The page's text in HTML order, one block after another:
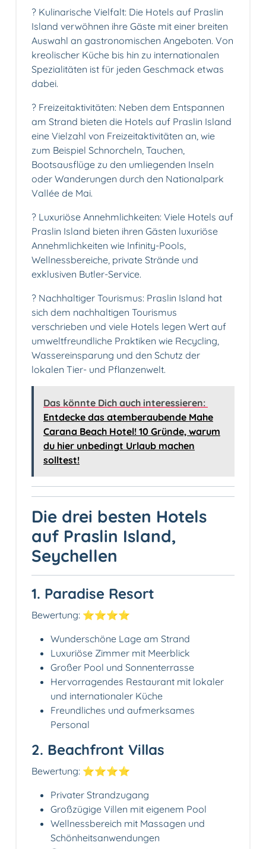
?️ Kulinarische Vielfalt: Die Hotels auf Praslin
Island verwöhnen ihre Gäste mit einer breiten
Auswahl an gastronomischen Angeboten. Von
kreolischer Küche bis hin zu internationalen
Spezialitäten ist für jeden Geschmack etwas
dabei.
?️ Freizeitaktivitäten: Neben dem Entspannen
am Strand bieten die Hotels auf Praslin Island
eine Vielzahl von Freizeitaktivitäten an, wie
zum Beispiel Schnorcheln, Tauchen,
Bootsausflüge zu den umliegenden Inseln
oder Wanderungen durch den Nationalpark
Vallée de Mai.
? Luxuriöse Annehmlichkeiten: Viele Hotels auf
Praslin Island bieten ihren Gästen luxuriöse
Annehmlichkeiten wie Infinity-Pools,
Wellnessbereiche, private Strände und
exklusiven Butler-Service.
? Nachhaltiger Tourismus: Praslin Island hat
sich dem nachhaltigen Tourismus
verschrieben und viele Hotels legen Wert auf
umweltfreundliche Praktiken wie Recycling,
Wassereinsparung und den Schutz der
lokalen Tier- und Pflanzenwelt.
Das könnte Dich auch interessieren:
Entdecke das atemberaubende Mahe
Carana Beach Hotel! 10 Gründe, warum
du hier unbedingt Urlaub machen
solltest!
Die drei besten Hotels
auf Praslin Island,
Seychellen
1. Paradise Resort
Bewertung: ⭐️⭐️⭐️⭐️
Wunderschöne Lage am Strand
Luxuriöse Zimmer mit Meerblick
Großer Pool und Sonnenterrasse
Hervorragendes Restaurant mit lokaler
und internationaler Küche
Freundliches und aufmerksames
Personal
2. Beachfront Villas
Bewertung: ⭐️⭐️⭐️⭐️
Privater Strandzugang
Großzügige Villen mit eigenem Pool
Wellnessbereich mit Massagen und
Schönheitsanwendungen